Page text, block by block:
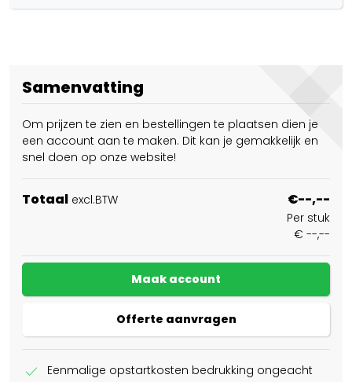
Samenvatting
Om prijzen te zien en bestellingen te plaatsen dien je
een account aan te maken. Dit kan je gemakkelijk en
snel doen op onze website!
Totaal excl.BTW €--,--
Per stuk
€ --,--
Maak account
Offerte aanvragen
check
Eenmalige opstartkosten bedrukking ongeacht